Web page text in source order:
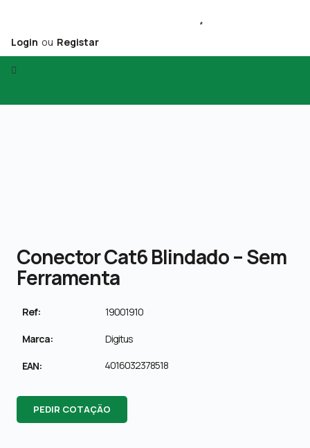
Login ou Registar
Conector Cat6 Blindado – Sem
Ferramenta
Ref: 19001910
Marca: Digitus
EAN: 4016032378518
PEDIR COTAÇÃO